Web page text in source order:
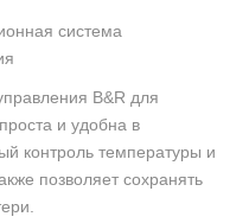
система
B&R для
и удобна в
контроль температуры и
позволяет сохранять